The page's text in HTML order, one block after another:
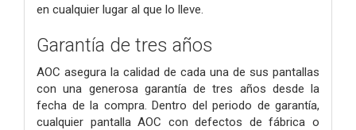
en cualquier lugar al que lo lleve.
Garantía de tres años
AOC asegura la calidad de cada una de sus pantallas
con una generosa garantía de tres años desde la
fecha de la compra. Dentro del periodo de garantía,
cualquier pantalla AOC con defectos de fábrica o